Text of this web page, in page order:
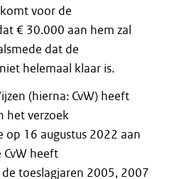
voor de
€ 30.000 aan hem zal
dat de
helemaal klaar is.
(hierna: CvW) heeft
het verzoek
op 16 augustus 2022 aan
CvW heeft
toeslagjaren 2005, 2007